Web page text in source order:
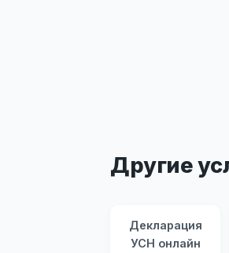
Другие
Декларация
УСН онлайн